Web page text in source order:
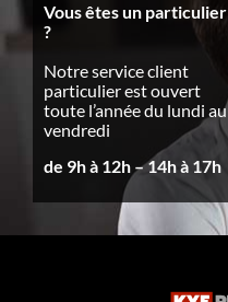
Vous êtes un particulier
?
Notre service client
particulier est ouvert
toute l’année du lundi au
vendredi
de 9h à 12h – 14h à 17h